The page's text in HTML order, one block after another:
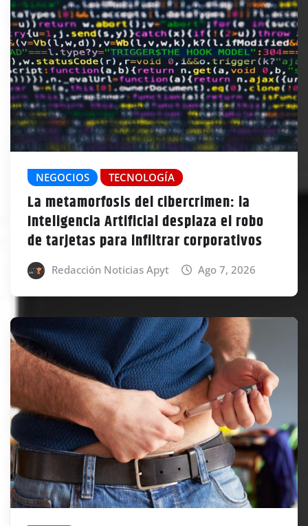
NEGOCIOS TECNOLOGÍA
La metamorfosis del cibercrimen: la
Inteligencia Artificial desplaza el robo
de tarjetas para infiltrar corporativos
Redacción Noticias Apyt Ago 7, 2026